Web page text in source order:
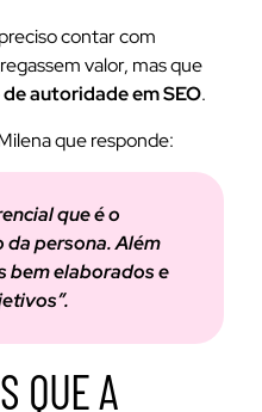
contar com
valor, mas que
autoridade em SEO.
que responde:
que é o
persona. Além
bem elaborados e
QUE A